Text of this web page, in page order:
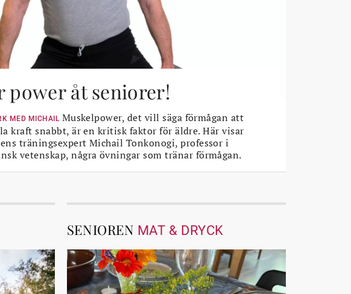
power åt seniorer!
MED MICHAILMuskelpower, det vill säga förmågan att
kraft snabbt, är en kritisk faktor för äldre. Här visar
träningsexpert Michail Tonkonogi, professor i
vetenskap, några övningar som tränar förmågan.
SENIOREN MAT & DRYCK